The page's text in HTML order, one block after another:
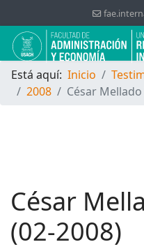
Está aquí: Inicio
2008
César
César
(02-2008)